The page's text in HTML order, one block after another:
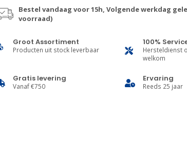
Bestel vandaag voor 15h, Volgende werkdag
voorraad)
Groot Assortiment
Producten uit stock leverbaar
100%
Hersteldienst
welkom
Gratis levering
Vanaf €750
Ervaring
Reeds 25 jaar